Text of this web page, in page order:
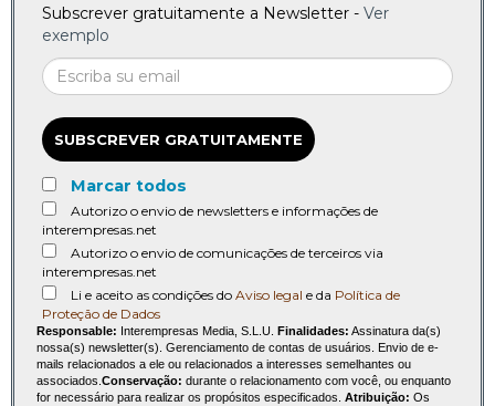
Subscrever gratuitamente a Newsletter - Ver
exemplo
SUBSCREVER GRATUITAMENTE
Marcar todos
Autorizo o envio de newsletters e informações de
interempresas.net
Autorizo o envio de comunicações de terceiros via
interempresas.net
Li e aceito as condições do Aviso legal e da Política de
Proteção de Dados
Responsable: Interempresas Media, S.L.U. Finalidades: Assinatura da(s)
nossa(s) newsletter(s). Gerenciamento de contas de usuários. Envio de e-
mails relacionados a ele ou relacionados a interesses semelhantes ou
associados. Conservação: durante o relacionamento com você, ou enquanto
for necessário para realizar os propósitos especificados. Atribuição: Os